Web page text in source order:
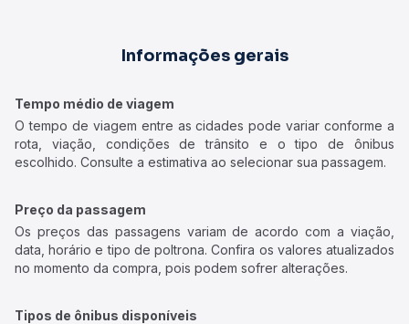
Informações gerais
Tempo médio de viagem
O tempo de viagem entre as cidades pode variar conforme a
rota, viação, condições de trânsito e o tipo de ônibus
escolhido. Consulte a estimativa ao selecionar sua passagem.
Preço da passagem
Os preços das passagens variam de acordo com a viação,
data, horário e tipo de poltrona. Confira os valores atualizados
no momento da compra, pois podem sofrer alterações.
Tipos de ônibus disponíveis